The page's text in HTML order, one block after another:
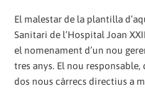
El malestar de la plantilla
Sanitari de l’Hospital Joan
el nomenament d’un nou
tres anys. El nou
dos nous càrrecs directius a